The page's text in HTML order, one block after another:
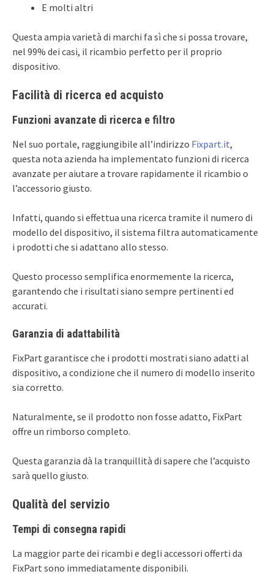
E molti altri
Questa ampia varietà di marchi fa sì che si possa trovare,
nel 99% dei casi, il ricambio perfetto per il proprio
dispositivo.
Facilità di ricerca ed acquisto
Funzioni avanzate di ricerca e filtro
Nel suo portale, raggiungibile all’indirizzo Fixpart.it,
questa nota azienda ha implementato funzioni di ricerca
avanzate per aiutare a trovare rapidamente il ricambio o
l’accessorio giusto.
Infatti, quando si effettua una ricerca tramite il numero di
modello del dispositivo, il sistema filtra automaticamente
i prodotti che si adattano allo stesso.
Questo processo semplifica enormemente la ricerca,
garantendo che i risultati siano sempre pertinenti ed
accurati.
Garanzia di adattabilità
FixPart garantisce che i prodotti mostrati siano adatti al
dispositivo, a condizione che il numero di modello inserito
sia corretto.
Naturalmente, se il prodotto non fosse adatto, FixPart
offre un rimborso completo.
Questa garanzia dà la tranquillità di sapere che l’acquisto
sarà quello giusto.
Qualità del servizio
Tempi di consegna rapidi
La maggior parte dei ricambi e degli accessori offerti da
FixPart sono immediatamente disponibili.